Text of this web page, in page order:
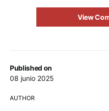
Published on
08 junio 2025
AUTHOR
View